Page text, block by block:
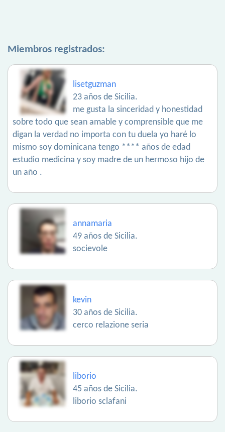
Miembros registrados:
lisetguzman
23 años de Sicilia.
me gusta la sinceridad y honestidad
sobre todo que sean amable y comprensible que me
digan la verdad no importa con tu duela yo haré lo
mismo soy dominicana tengo **** años de edad
estudio medicina y soy madre de un hermoso hijo de
un año .
annamaria
49 años de Sicilia.
socievole
kevin
30 años de Sicilia.
cerco relazione seria
liborio
45 años de Sicilia.
liborio sclafani